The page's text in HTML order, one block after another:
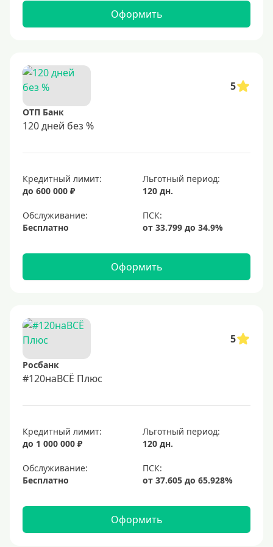
Оформить
5
ОТП Банк
120 дней без %
Кредитный лимит:
до 600 000 ₽
Льготный период:
120 дн.
Обслуживание:
Бесплатно
Оформить
5
Росбанк
#120наВСЁ Плюс
Кредитный лимит:
до 1 000 000 ₽
Льготный период:
120 дн.
Обслуживание:
Бесплатно
Оформить